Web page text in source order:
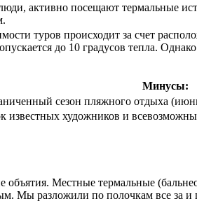
активно посещают термальные
туров происходит за счет
до 10 градусов тепла.
Минусы:
сезон пляжного отдыха
художников и
объятия. Местные термальные
Мы разложили по полочкам все за и